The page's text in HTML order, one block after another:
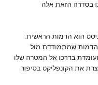
בסדרה הזאת אלה
הוא הדמות הראשית.
הדמות שמתמודדת מול
בדרכו אל המטרה שלו
את הקונפליקט בסיפור.